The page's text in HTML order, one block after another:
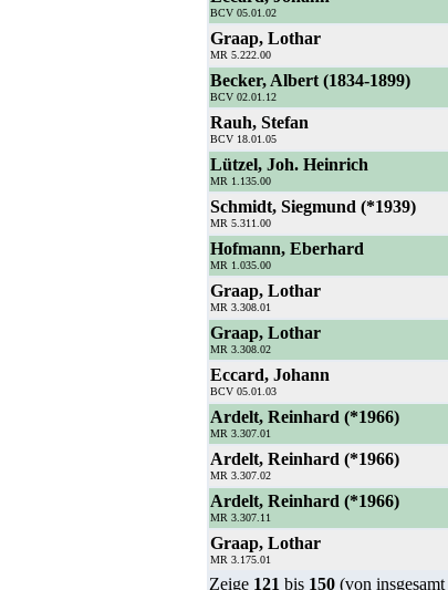
BCV 05.01.02
Graap, Lothar
MR 5.222.00
Becker, Albert (1834-1899)
BCV 02.01.12
Rauh, Stefan
BCV 18.01.05
Lützel, Joh. Heinrich
MR 1.135.00
Schmidt, Siegmund (*1939)
MR 5.311.00
Hofmann, Eberhard
MR 1.035.00
Graap, Lothar
MR 3.308.01
Graap, Lothar
MR 3.308.02
Eccard, Johann
BCV 05.01.03
Ardelt, Reinhard (*1966)
MR 3.307.01
Ardelt, Reinhard (*1966)
MR 3.307.02
Ardelt, Reinhard (*1966)
MR 3.307.11
Graap, Lothar
MR 3.175.01
Zeige 121 bis 150 (von insgesamt